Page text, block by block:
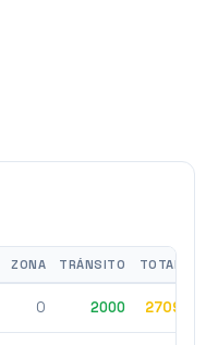
ZONA TRÁNSITO TOTAL
0 2000 2709